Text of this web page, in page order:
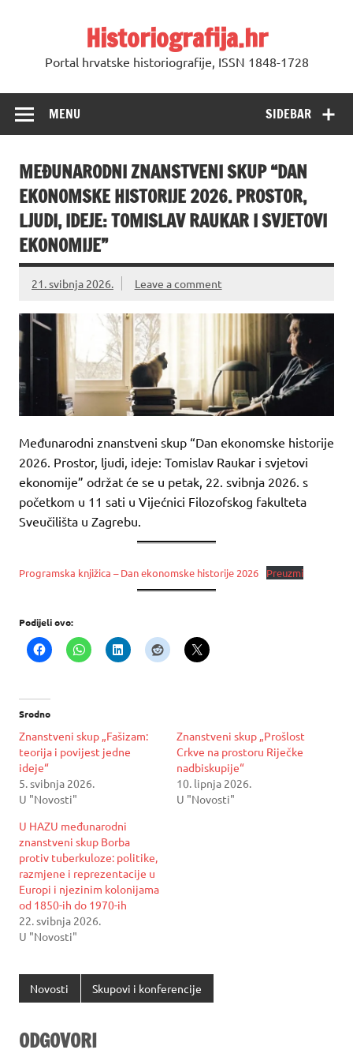
Historiografija.hr
Portal hrvatske historiografije, ISSN 1848-1728
SIDEBAR
MENU
MEĐUNARODNI ZNANSTVENI SKUP “DAN
EKONOMSKE HISTORIJE 2026. PROSTOR,
LJUDI, IDEJE: TOMISLAV RAUKAR I SVJETOVI
EKONOMIJE”
21. svibnja 2026. Leave a comment
Međunarodni znanstveni skup “Dan ekonomske historije
2026. Prostor, ljudi, ideje: Tomislav Raukar i svjetovi
ekonomije” održat će se u petak, 22. svibnja 2026. s
početkom u 11 sati u Vijećnici Filozofskog fakulteta
Sveučilišta u Zagrebu.
Programska knjižica – Dan ekonomske historije 2026 Preuzmi
Podijeli ovo:
Srodno
Znanstveni skup „Fašizam:
teorija i povijest jedne
ideje“
5. svibnja 2026.
U "Novosti"
Znanstveni skup „Prošlost
Crkve na prostoru Riječke
nadbiskupije“
10. lipnja 2026.
U "Novosti"
U HAZU međunarodni
znanstveni skup Borba
protiv tuberkuloze: politike,
razmjene i reprezentacije u
Europi i njezinim kolonijama
od 1850-ih do 1970-ih
22. svibnja 2026.
U "Novosti"
Novosti Skupovi i konferencije
ODGOVORI